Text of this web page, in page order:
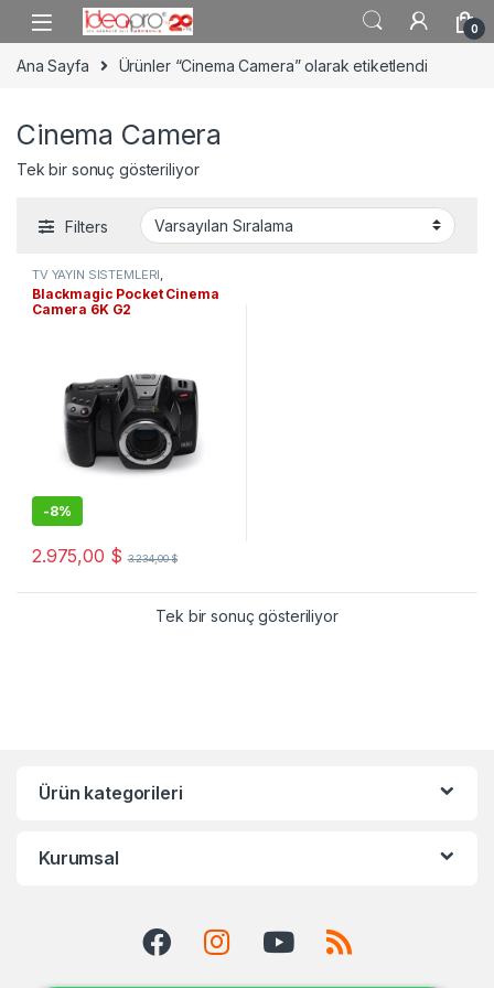
Skip to navigation
Skip to content
0
Ana Sayfa Ürünler “Cinema Camera” olarak etiketlendi
Cinema Camera
Tek bir sonuç gösteriliyor
Filters
TV YAYIN SİSTEMLERİ
KAMERALAR Sinema Kameraları
Blackmagic Pocket Cinema
Camera 6K G2
-8%
2.975,00 $ 3.234,00$
Tek bir sonuç gösteriliyor
Ürün kategorileri
Kurumsal